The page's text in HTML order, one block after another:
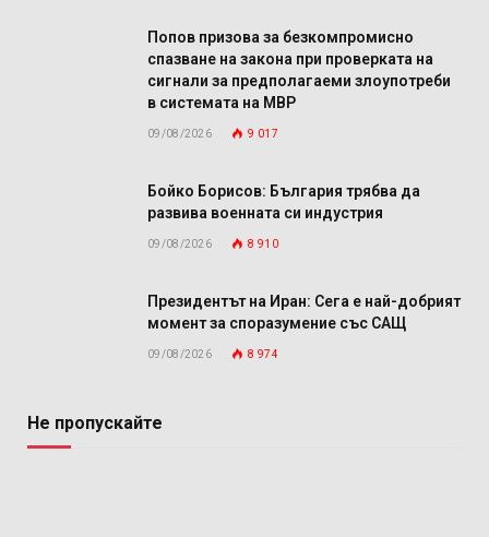
Попов призова за безкомпромисно
спазване на закона при проверката на
сигнали за предполагаеми злоупотреби
в системата на МВР
09/08/2026 9 017
Бойко Борисов: България трябва да
развива военната си индустрия
09/08/2026 8 910
Президентът на Иран: Сега е най-добрият
момент за споразумение със САЩ
09/08/2026 8 974
Не пропускайте